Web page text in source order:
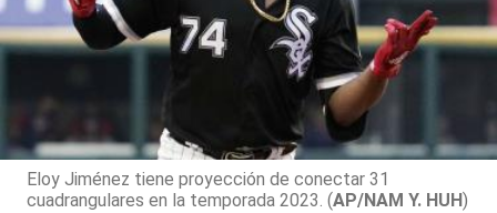
Eloy Jiménez tiene proyección de conectar 31
cuadrangulares en la temporada 2023. (AP/NAM Y. HUH)